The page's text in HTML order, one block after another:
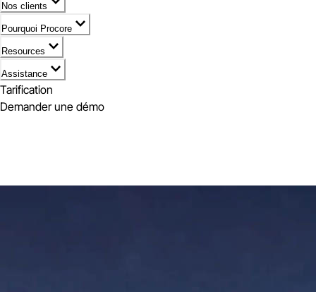
Nos clients
Pourquoi Procore
Resources
Assistance
Tarification
Demander une démo